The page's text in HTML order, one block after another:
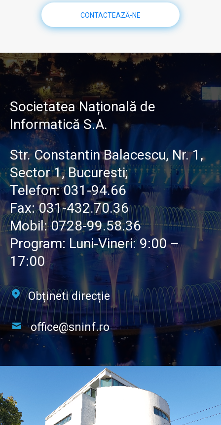
CONTACTEAZĂ-NE
Societatea Națională de
Informatică S.A.
Str. Constantin Balacescu, Nr. 1,
Sector 1, Bucuresti;
Telefon:031-94.66
Fax:031-432.70.36
Mobil:0728-99.58.36
Program: Luni-Vineri: 9:00 –
17:00
Obțineti direcție
office@sninf.ro